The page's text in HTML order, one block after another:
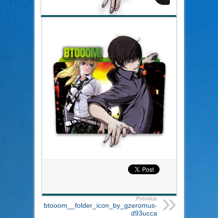
Previous:
btooom__folder_icon_by_gzeromus-
d93ucca